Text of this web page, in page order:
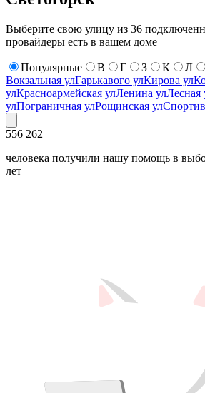
Выберите свою улицу из 36
провайдеры есть в вашем доме
Популярные В Г З К Л
Вокзальная улГарькавого улКирова ул
улКрасноармейская улЛенина улЛесная
улПограничная улРощинская ул
556 262
человека получили нашу помощь в
лет